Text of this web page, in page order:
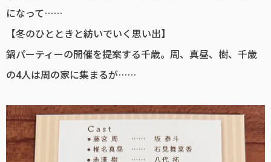
になって……
【冬のひとときと紡いでいく思い出】
鍋パーティーの開催を提案する千歳。周、真昼、樹、千歳
の4人は周の家に集まるが……